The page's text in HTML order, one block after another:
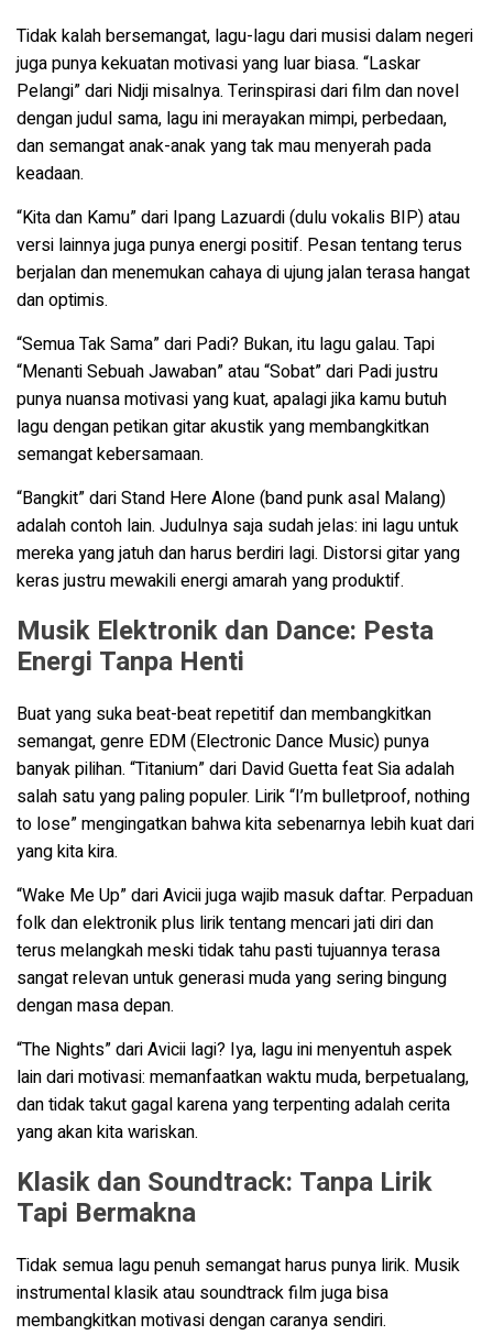
Tidak kalah bersemangat, lagu-lagu dari musisi dalam negeri
juga punya kekuatan motivasi yang luar biasa. “Laskar
Pelangi” dari Nidji misalnya. Terinspirasi dari film dan novel
dengan judul sama, lagu ini merayakan mimpi, perbedaan,
dan semangat anak-anak yang tak mau menyerah pada
keadaan.
“Kita dan Kamu” dari Ipang Lazuardi (dulu vokalis BIP) atau
versi lainnya juga punya energi positif. Pesan tentang terus
berjalan dan menemukan cahaya di ujung jalan terasa hangat
dan optimis.
“Semua Tak Sama” dari Padi? Bukan, itu lagu galau. Tapi
“Menanti Sebuah Jawaban” atau “Sobat” dari Padi justru
punya nuansa motivasi yang kuat, apalagi jika kamu butuh
lagu dengan petikan gitar akustik yang membangkitkan
semangat kebersamaan.
“Bangkit” dari Stand Here Alone (band punk asal Malang)
adalah contoh lain. Judulnya saja sudah jelas: ini lagu untuk
mereka yang jatuh dan harus berdiri lagi. Distorsi gitar yang
keras justru mewakili energi amarah yang produktif.
Musik Elektronik dan Dance: Pesta
Energi Tanpa Henti
Buat yang suka beat-beat repetitif dan membangkitkan
semangat, genre EDM (Electronic Dance Music) punya
banyak pilihan. “Titanium” dari David Guetta feat Sia adalah
salah satu yang paling populer. Lirik “I’m bulletproof, nothing
to lose” mengingatkan bahwa kita sebenarnya lebih kuat dari
yang kita kira.
“Wake Me Up” dari Avicii juga wajib masuk daftar. Perpaduan
folk dan elektronik plus lirik tentang mencari jati diri dan
terus melangkah meski tidak tahu pasti tujuannya terasa
sangat relevan untuk generasi muda yang sering bingung
dengan masa depan.
“The Nights” dari Avicii lagi? Iya, lagu ini menyentuh aspek
lain dari motivasi: memanfaatkan waktu muda, berpetualang,
dan tidak takut gagal karena yang terpenting adalah cerita
yang akan kita wariskan.
Klasik dan Soundtrack: Tanpa Lirik
Tapi Bermakna
Tidak semua lagu penuh semangat harus punya lirik. Musik
instrumental klasik atau soundtrack film juga bisa
membangkitkan motivasi dengan caranya sendiri.